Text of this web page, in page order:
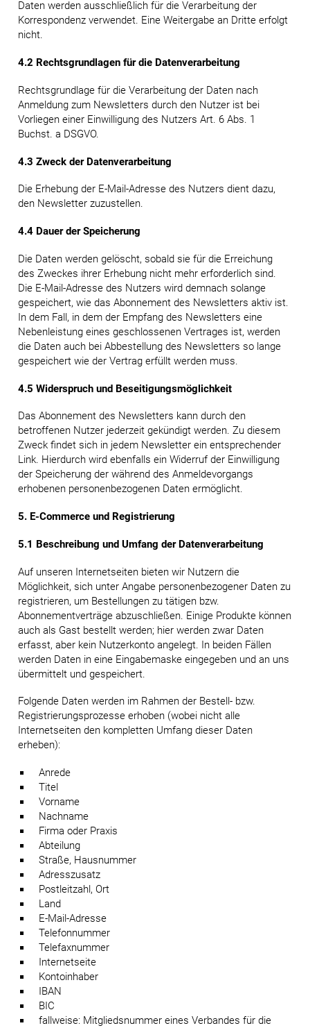
Daten werden ausschließlich für die Verarbeitung der
Korrespondenz verwendet. Eine Weitergabe an Dritte erfolgt
nicht.
4.2 Rechtsgrundlagen für die Datenverarbeitung
Rechtsgrundlage für die Verarbeitung der Daten nach
Anmeldung zum Newsletters durch den Nutzer ist bei
Vorliegen einer Einwilligung des Nutzers Art. 6 Abs. 1
Buchst. a DSGVO.
4.3 Zweck der Datenverarbeitung
Die Erhebung der E-Mail-Adresse des Nutzers dient dazu,
den Newsletter zuzustellen.
4.4 Dauer der Speicherung
Die Daten werden gelöscht, sobald sie für die Erreichung
des Zweckes ihrer Erhebung nicht mehr erforderlich sind.
Die E-Mail-Adresse des Nutzers wird demnach solange
gespeichert, wie das Abonnement des Newsletters aktiv ist.
In dem Fall, in dem der Empfang des Newsletters eine
Nebenleistung eines geschlossenen Vertrages ist, werden
die Daten auch bei Abbestellung des Newsletters so lange
gespeichert wie der Vertrag erfüllt werden muss.
4.5 Widerspruch und Beseitigungsmöglichkeit
Das Abonnement des Newsletters kann durch den
betroffenen Nutzer jederzeit gekündigt werden. Zu diesem
Zweck findet sich in jedem Newsletter ein entsprechender
Link. Hierdurch wird ebenfalls ein Widerruf der Einwilligung
der Speicherung der während des Anmeldevorgangs
erhobenen personenbezogenen Daten ermöglicht.
5. E-Commerce und Registrierung
5.1 Beschreibung und Umfang der Datenverarbeitung
Auf unseren Internetseiten bieten wir Nutzern die
Möglichkeit, sich unter Angabe personenbezogener Daten zu
registrieren, um Bestellungen zu tätigen bzw.
Abonnementverträge abzuschließen. Einige Produkte können
auch als Gast bestellt werden; hier werden zwar Daten
erfasst, aber kein Nutzerkonto angelegt. In beiden Fällen
werden Daten in eine Eingabemaske eingegeben und an uns
übermittelt und gespeichert.
Folgende Daten werden im Rahmen der Bestell- bzw.
Registrierungsprozesse erhoben (wobei nicht alle
Internetseiten den kompletten Umfang dieser Daten
erheben):
Anrede
Titel
Vorname
Nachname
Firma oder Praxis
Abteilung
Straße, Hausnummer
Adresszusatz
Postleitzahl, Ort
Land
E-Mail-Adresse
Telefonnummer
Telefaxnummer
Internetseite
Kontoinhaber
IBAN
BIC
fallweise: Mitgliedsnummer eines Verbandes für die